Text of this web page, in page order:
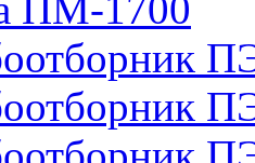
ПМ-1700